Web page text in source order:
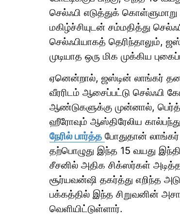
செல்ஃபி எடுத்துக்
மகிழ்ச்சியுடன் சம்மதித்து
செல்ஃபியாகத் தெரிந்தாலும்,
முடியாத ஒரு மிக முக்கிய
ஏனென்றால், ஜஸ்டின் லாங்கர்
வீரரிடம் ஆசைப்பட்டு செல்ஃபி
ஆண்டுகளுக்கு முன்னால்,
ஹீரோவும் ஆஸ்திரேலிய
நேரில் பார்த்த போதுதான் லாங்கர்
தற்பொழுது இந்த 15 வயது
சீசனில் அதிக சிக்ஸர்கள்
சூர்யவன்ஷி தகர்த்து எறிந்த
பக்கத்தில் இந்த சிறுவனின்
வெளியிட்டுள்ளார்.